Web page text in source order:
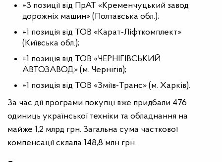
+3 позиції від ПрАТ «Кременчуцький завод
дорожніх машин» (Полтавська обл.);
+1 позиція від ТОВ «Карат-Ліфткомплект»
(Київська обл.);
+1 позиція від ТОВ «ЧЕРНІГІВСЬКИЙ
АВТОЗАВОД» (м. Чернігів);
+1 позиція від ТОВ «Зміїв-Транс» (м. Харків).
За час дії програми покупці вже придбали 476
одиниць української техніки та обладнання на
майже 1,2 млрд грн. Загальна сума часткової
компенсації склала 148,8 млн грн.